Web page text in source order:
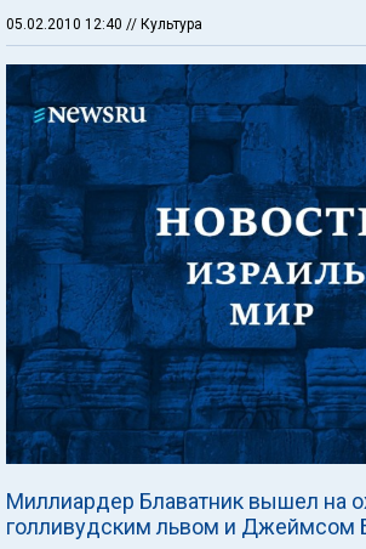
05.02.2010 12:40 // Культура
Миллиардер Блаватник вышел на
голливудским львом и Джеймсом